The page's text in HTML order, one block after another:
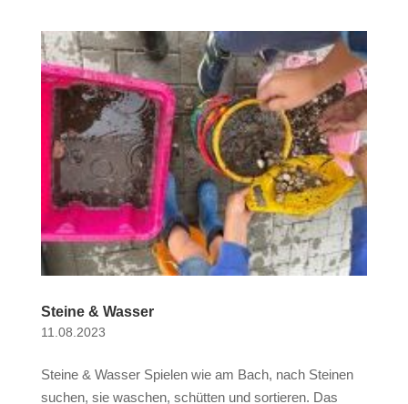
Steine & Wasser
11.08.2023
Steine & Wasser Spielen wie am Bach, nach Steinen
suchen, sie waschen, schütten und sortieren. Das